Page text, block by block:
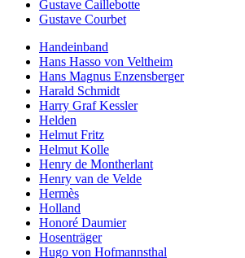
Gustave Caillebotte
Gustave Courbet
Handeinband
Hans Hasso von Veltheim
Hans Magnus Enzensberger
Harald Schmidt
Harry Graf Kessler
Helden
Helmut Fritz
Helmut Kolle
Henry de Montherlant
Henry van de Velde
Hermès
Holland
Honoré Daumier
Hosenträger
Hugo von Hofmannsthal